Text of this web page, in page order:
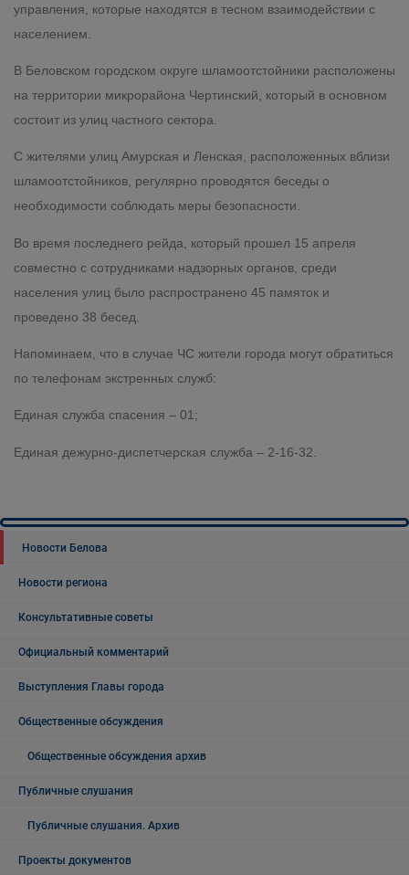
управления, которые находятся в тесном взаимодействии с
населением.
В Беловском городском округе шламоотстойники расположены
на территории микрорайона Чертинский, который в основном
состоит из улиц частного сектора.
С жителями улиц Амурская и Ленская, расположенных вблизи
шламоотстойников, регулярно проводятся беседы о
необходимости соблюдать меры безопасности.
Во время последнего рейда, который прошел 15 апреля
совместно с сотрудниками надзорных органов, среди
населения улиц было распространено 45 памяток и
проведено 38 бесед.
Напоминаем, что в случае ЧС жители города могут обратиться
по телефонам экстренных служб:
Единая служба спасения – 01;
Единая дежурно-диспетчерская служба – 2-16-32.
Новости Белова
Новости региона
Консультативные советы
Официальный комментарий
Выступления Главы города
Общественные обсуждения
Общественные обсуждения архив
Публичные слушания
Публичные слушания. Архив
Проекты документов